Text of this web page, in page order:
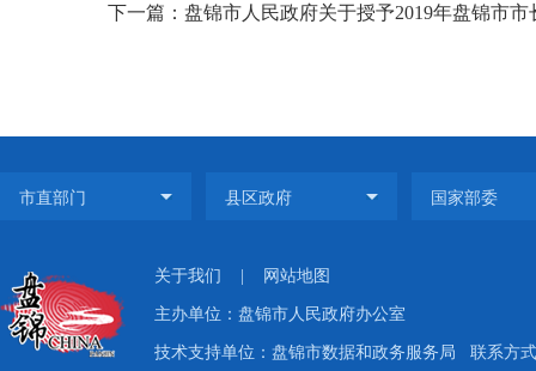
下一篇：盘锦市人民政府关于授予2019年盘锦市
关于我们 网站地图
主办单位：盘锦市人民政府办公室
技术支持单位：盘锦市数据和政务服务局 联系方